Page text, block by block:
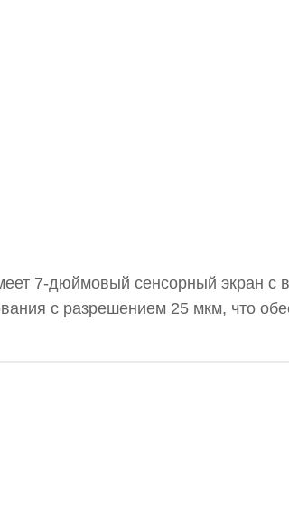
7-дюймовый сенсорный экран с
с разрешением 25 мкм, что
пластины толщиной 0,4